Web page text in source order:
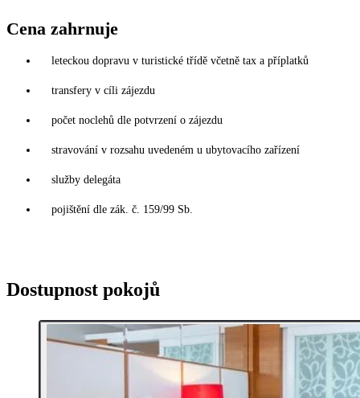
Cena zahrnuje
leteckou dopravu v turistické třídě včetně tax a příplatků
transfery v cíli zájezdu
počet noclehů dle potvrzení o zájezdu
stravování v rozsahu uvedeném u ubytovacího zařízení
služby delegáta
pojištění dle zák. č. 159/99 Sb.
Dostupnost pokojů